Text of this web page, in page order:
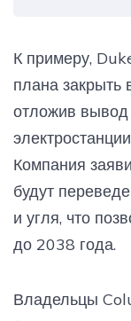
и
время у угля
коллаборация
интеллектом.
потому что
проблему или
розовых пони.
эту тему я
рубрике -
января этого
К примеру,
плана закрыть
отложив вывод
Компания
будут
и угля, что
до 2038 года.
Владельцы